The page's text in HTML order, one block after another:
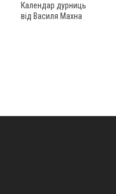
Календар дурниць
від Василя Махна